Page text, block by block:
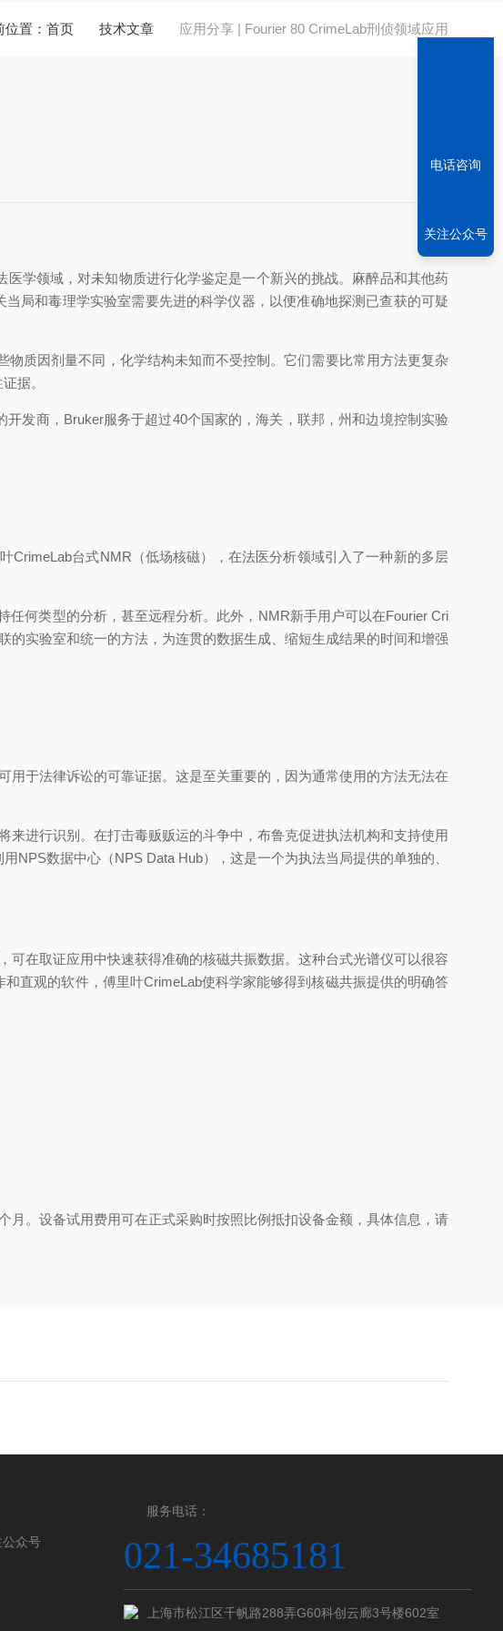
置： 首页 技术文章 应用分享 | Fourier 80 CrimeLab刑侦领域应用
医学领域，对未知物质进行化学鉴定是一个新兴的挑战。麻醉品和其他药
当局和毒理学实验室需要先进的科学仪器，以便准确地探测已查获的可疑
质因剂量不同，化学结构未知而不受控制。它们需要比常用方法更复杂
。
，Bruker服务于超过40个国家的，海关，联邦，州和边境控制实验
台式NMR（低场核磁），在法医分析领域引入了一种新的多层
型的分析，甚至远程分析。此外，NMR新手用户可以在Fourier Cri
室和统一的方法，为连贯的数据生成、缩短生成结果的时间和增强
法律诉讼的可靠证据。这是至关重要的，因为通常使用的方法无法在
进行识别。在打击毒贩贩运的斗争中，布鲁克促进执法机构和支持使用
数据中心（NPS Data Hub），这是一个为执法当局提供的单独的、
，可在取证应用中快速获得准确的核磁共振数据。这种台式光谱仪可以很容
作和直观的软件，傅里叶CrimeLab使科学家能够得到核磁共振提供的明确答
。设备试用费用可在正式采购时按照比例抵扣设备金额，具体信息，请
公众号
服务电话：
021-34685181
上海市松江区千帆路288弄G60科创云廊3号楼602室
电话咨询
关注公众号